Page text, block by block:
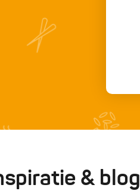
& blog